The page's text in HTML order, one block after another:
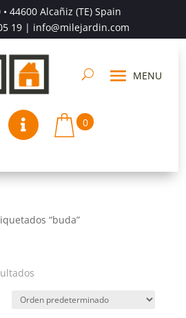
44600 Alcañiz (TE) Spain
19| info@milejardin.com
 0
“buda”